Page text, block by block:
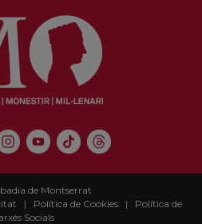
de Montserrat
| Política de Cookies | Política de
Socials